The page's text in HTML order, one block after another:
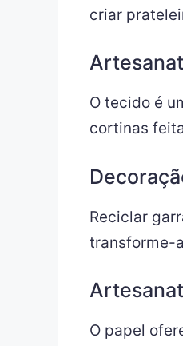
criar
O tecido é
cortinas
Reciclar
transforme-
O papel